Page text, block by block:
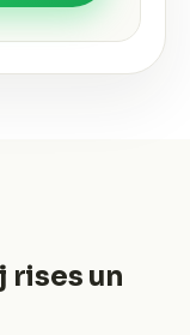
rises un